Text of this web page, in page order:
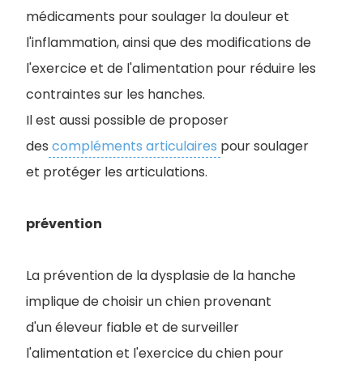
médicaments pour soulager la douleur et
l'inflammation, ainsi que des modifications de
l'exercice et de l'alimentation pour réduire les
contraintes sur les hanches.
Il est aussi possible de proposer
des compléments articulaires pour soulager
et protéger les articulations.
prévention
La prévention de la dysplasie de la hanche
implique de choisir un chien provenant
d'un éleveur fiable et de surveiller
l'alimentation et l'exercice du chien pour